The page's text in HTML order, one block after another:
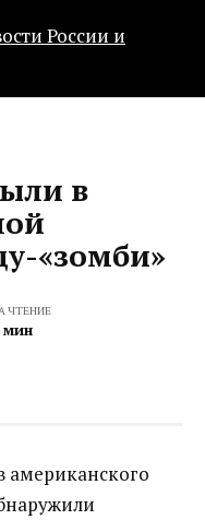
в
«зомби»‍
ЧТЕНИЕ
мин
американского